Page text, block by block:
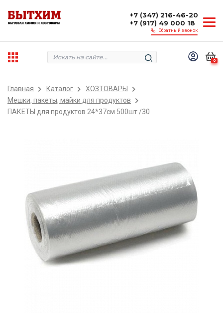
+7 (347) 216-46-20
+7 (917) 49 000 18
Обратный звонок
0
Главная Каталог
ХОЗТОВАРЫ
Мешки, пакеты, майки для продуктов
ПАКЕТЫ для продуктов 24*37см 500шт /30